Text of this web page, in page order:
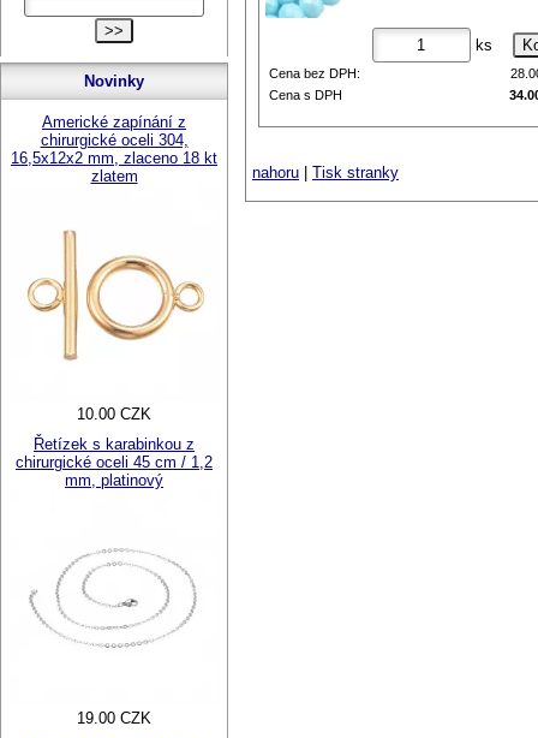
ks
Cena bez DPH:
Cena s DPH
nahoru Tisk stranky
Novinky
Americké zapínání z
chirurgické oceli 304,
16,5x12x2 mm, zlaceno 18 kt
zlatem
10.00 CZK
Řetízek s karabinkou z
chirurgické oceli 45 cm / 1,2
mm, platinový
19.00 CZK